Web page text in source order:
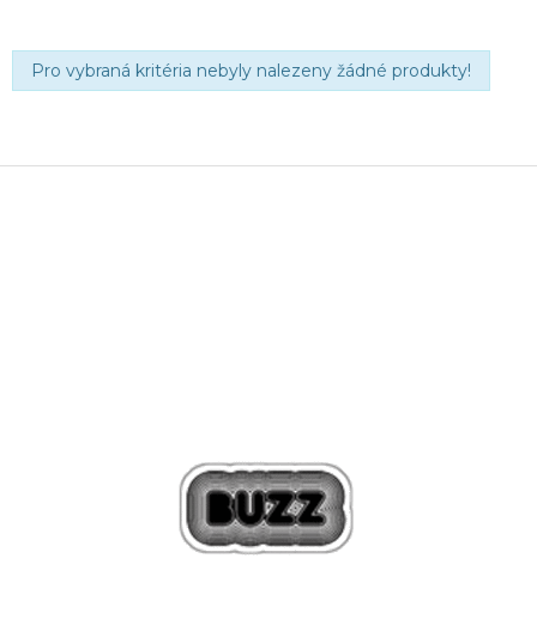
Pro vybraná kritéria nebyly nalezeny žádné produkty!